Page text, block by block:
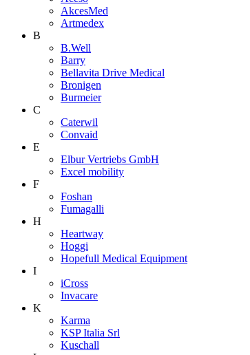
AkcesMed
Artmedex
B
B.Well
Barry
Bellavita Drive Medical
Bronigen
Burmeier
C
Caterwil
Convaid
E
Elbur Vertriebs GmbH
Excel mobility
F
Foshan
Fumagalli
H
Heartway
Hoggi
Hopefull Medical Equipment
I
iCross
Invacare
K
Karma
KSP Italia Srl
Kuschall